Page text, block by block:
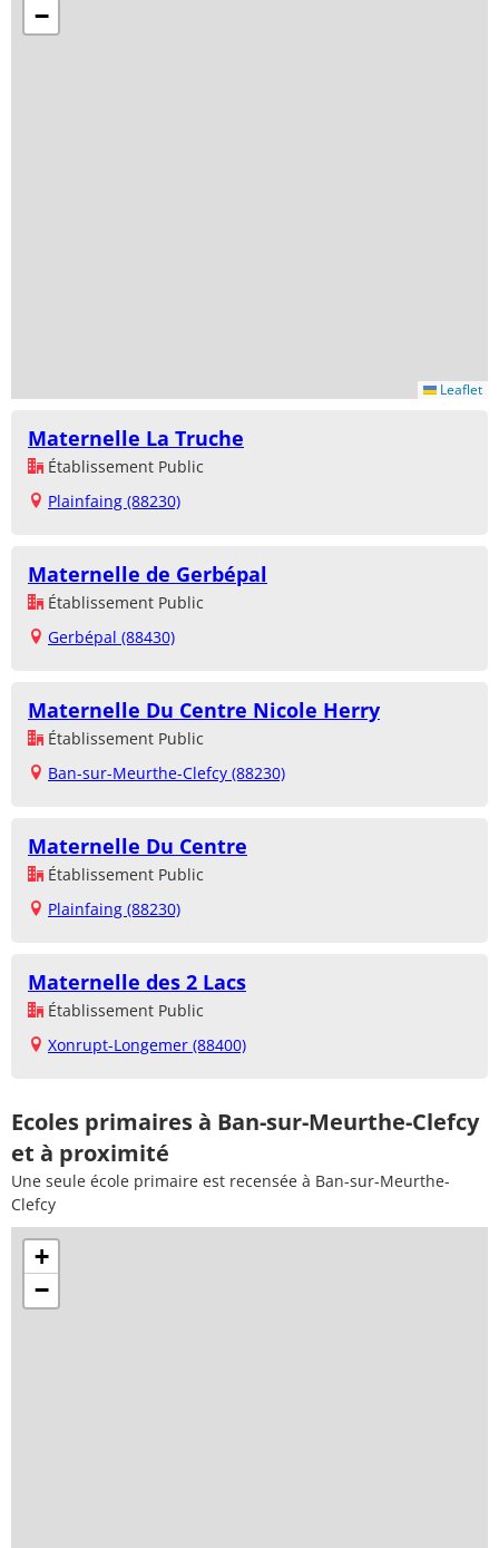
−
Leaflet
Maternelle La Truche
Établissement Public
Plainfaing (88230)
Maternelle de Gerbépal
Établissement Public
Gerbépal (88430)
Maternelle Du Centre Nicole Herry
Établissement Public
Ban-sur-Meurthe-Clefcy (88230)
Maternelle Du Centre
Établissement Public
Plainfaing (88230)
Maternelle des 2 Lacs
Établissement Public
Xonrupt-Longemer (88400)
Ecoles primaires à Ban-sur-Meurthe-Clefcy
et à proximité
Une seule école primaire est recensée à Ban-sur-Meurthe-
Clefcy
+
−